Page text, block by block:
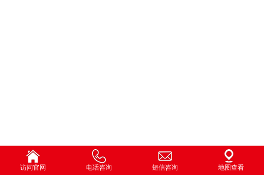
访问官网 电话咨询 短信咨询 地图查看